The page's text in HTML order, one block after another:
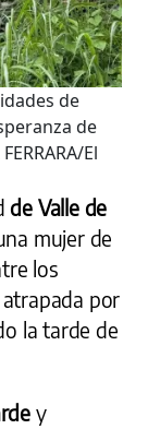
de
de
El
de Valle de
mujer de
los
por
la tarde de
y